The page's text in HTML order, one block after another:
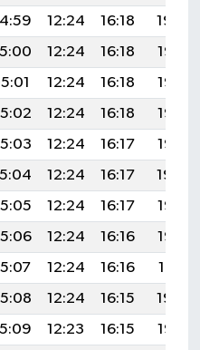
12:24 16:18
19:39
12:24 16:18
19:38
12:24 16:18
19:37
12:24 16:18
19:36
12:24 16:17
19:35
12:24 16:17
19:34
12:24 16:17
19:33
12:24 16:16
19:32
12:24 16:16
19:31
12:24 16:15
19:30
12:23 16:15
19:28